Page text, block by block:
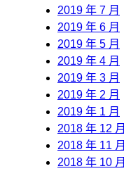
2019 年 7 月
2019 年 6 月
2019 年 5 月
2019 年 4 月
2019 年 3 月
2019 年 2 月
2019 年 1 月
2018 年 12 月
2018 年 11 月
2018 年 10 月